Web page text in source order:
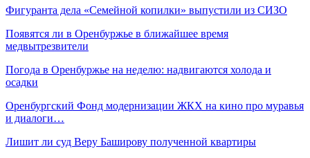
Фигуранта дела «Семейной копилки» выпустили из СИЗО
Появятся ли в Оренбуржье в ближайшее время
медвытрезвители
Погода в Оренбуржье на неделю: надвигаются холода и
осадки
Оренбургский Фонд модернизации ЖКХ на кино про муравья
и диалоги…
Лишит ли суд Веру Баширову полученной квартиры